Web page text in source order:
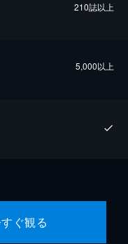
210誌以上
5,000以上
ぐ観る